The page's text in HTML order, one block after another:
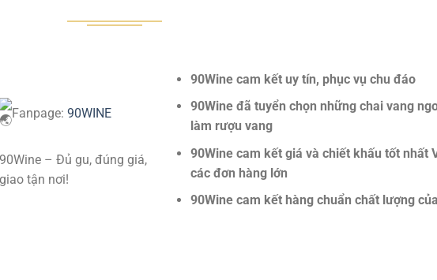
Fanpage:90WINE
90Wine – Đủ gu, đúng giá,
giao tận nơi!
90Wine cam kết uy tín, phục vụ chu đáo
90Wine đã tuyển chọn những chai vang
làm rượu vang
90Wine cam kết giá và chiết khấu tốt nhất
các đơn hàng lớn
90Wine cam kết hàng chuẩn chất lượng